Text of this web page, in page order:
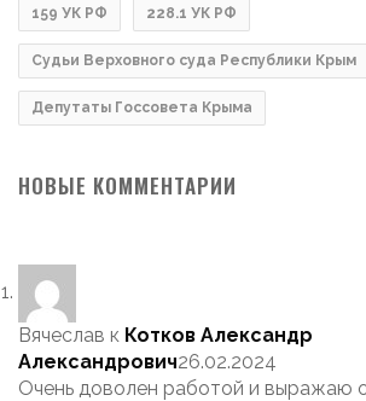
159 УК РФ 228.1 УК РФ
Судьи Верховного суда Республики Крым
Депутаты Госсовета Крыма
НОВЫЕ КОММЕНТАРИИ
Вячеслав к Котков Александр
Александрович26.02.2024
Очень доволен работой и выражаю